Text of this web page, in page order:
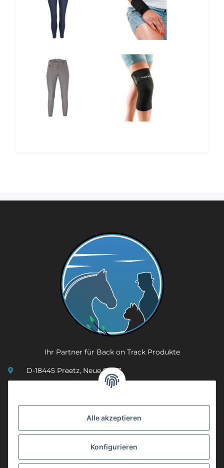
Alle akzeptieren
Konfigurieren
12% 12%
Ihr Partner für Back on Track Produkte
D-18445 Preetz, Neue Str. 7
info@mobility-in-harmony.de
Informationen
Back on Track